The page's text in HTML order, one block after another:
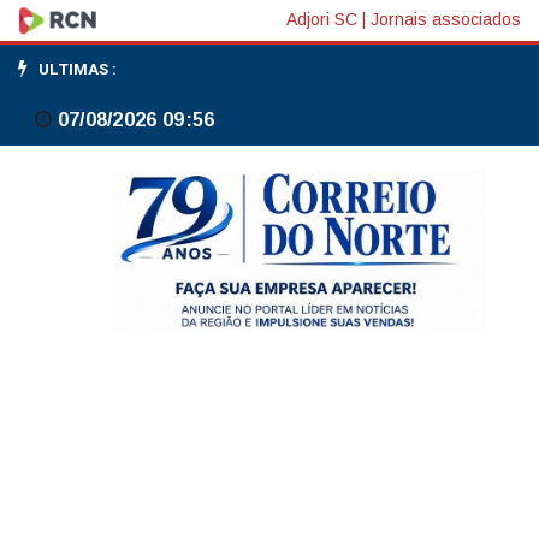
Ministério
da
Justiça
inaugura
escritório
antifacção
Adjori SC Jornais associados
ULTIMAS :
07/08/2026 09:56